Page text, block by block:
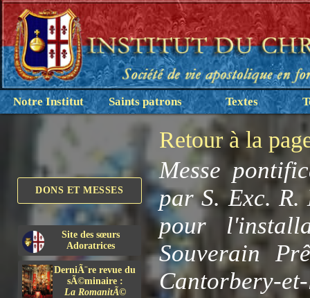
Notre Institut Saints patrons Textes
DONS ET MESSES
Site des sœurs
Adoratrices
DerniÃ¨re revue du
sÃ©minaire :
La RomanitÃ©
Retour à la
Messe
par S. Exc. R.
pour
Souverain
Cantorbery-